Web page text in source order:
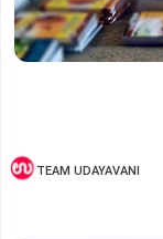
TEAM UDAYAVANI